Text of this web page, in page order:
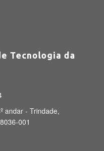
Tecnologia da
andar - Trindade,
001